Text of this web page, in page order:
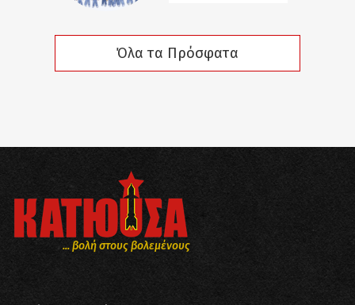
Όλα τα Πρόσφατα
... βολή στους βολεμένους